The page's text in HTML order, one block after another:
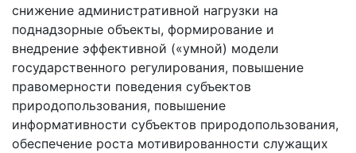
снижение административной нагрузки на
поднадзорные объекты, формирование и
внедрение эффективной («умной) модели
государственного регулирования, повышение
правомерности поведения субъектов
природопользования, повышение
информативности субъектов природопользования,
обеспечение роста мотивированности служащих